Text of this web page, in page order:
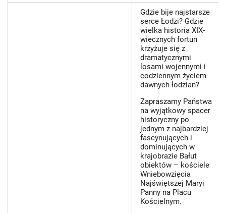
Gdzie bije najstarsze
serce Łodzi? Gdzie
wielka historia XIX-
wiecznych fortun
krzyżuje się z
dramatycznymi
losami wojennymi i
codziennym życiem
dawnych łodzian?
​Zapraszamy Państwa
na wyjątkowy spacer
historyczny po
jednym z najbardziej
fascynujących i
dominujących w
krajobrazie Bałut
obiektów – kościele
Wniebowzięcia
Najświętszej Maryi
Panny na Placu
Kościelnym.